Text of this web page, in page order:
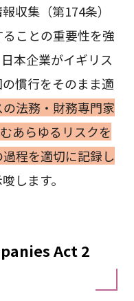
収集（第174条）
ことの重要性を強
本企業がイギリス
慣行をそのまま適
法務・財務専門家
あらゆるリスクを
程を適切に記録し
します。
Act 2